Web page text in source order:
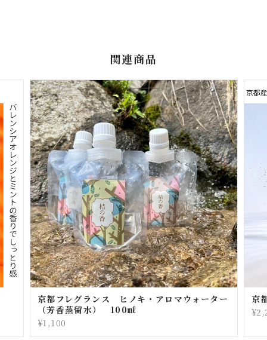
関連商品
京都フレグランス ヒノキ・アロマウォーター
（芳香蒸留水） 100㎖
¥1,100
京